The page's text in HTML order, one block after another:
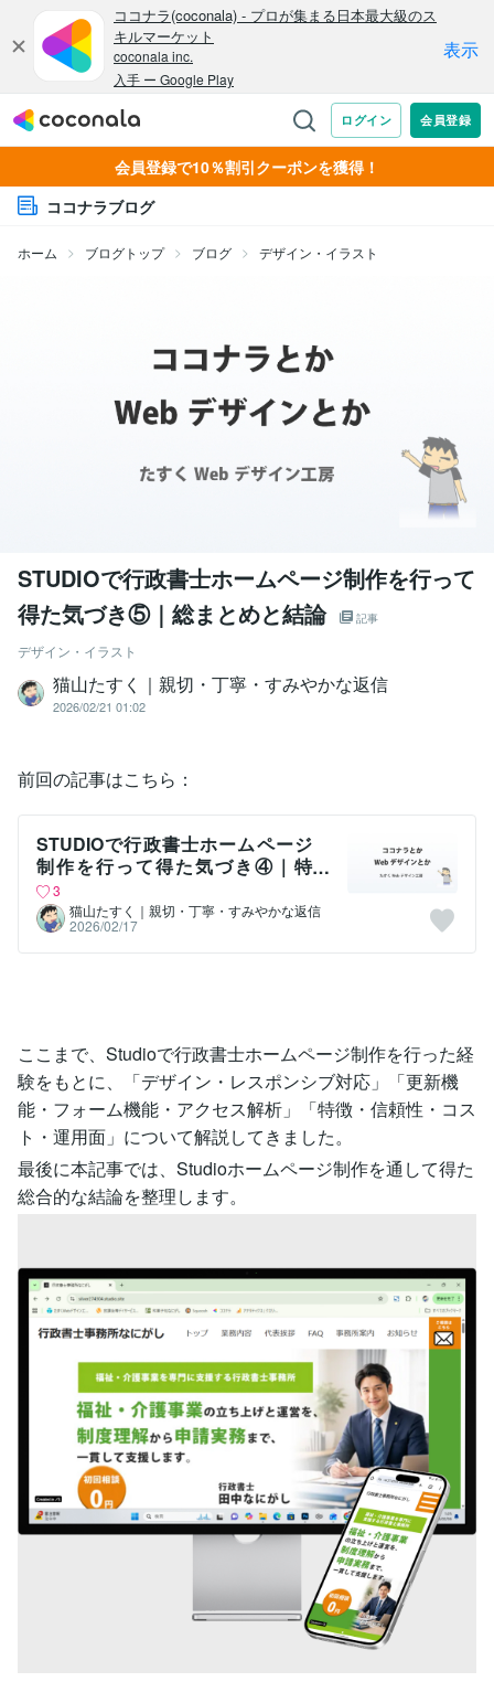
会員登録で10％割引クーポンを獲得！
ココナラブログ
ホーム ブログトップ ブログ デザイン・イラスト
STUDIOで行政書士ホームページ制作を行って
得た気づき⑤｜総まとめと結論
記事
デザイン・イラスト
猫山たすく｜親切・丁寧・すみやかな返信
2026/02/21 01:02
前回の記事はこちら：
STUDIOで行政書士ホームページ
制作を行って得た気づき④｜特
徴・信頼性・コスト・運用面
3
猫山たすく｜親切・丁寧・すみやかな返信
2026/02/17
ここまで、Studioで行政書士ホームページ制作を行った経
験をもとに、「デザイン・レスポンシブ対応」「更新機
能・フォーム機能・アクセス解析」「特徴・信頼性・コス
ト・運用面」について解説してきました。
最後に本記事では、Studioホームページ制作を通して得た
総合的な結論を整理します。